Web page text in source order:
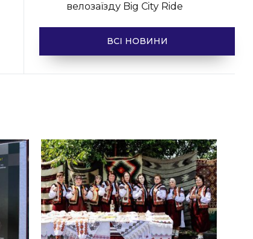
велозаїзду Big Сity Ride
ВСІ НОВИНИ